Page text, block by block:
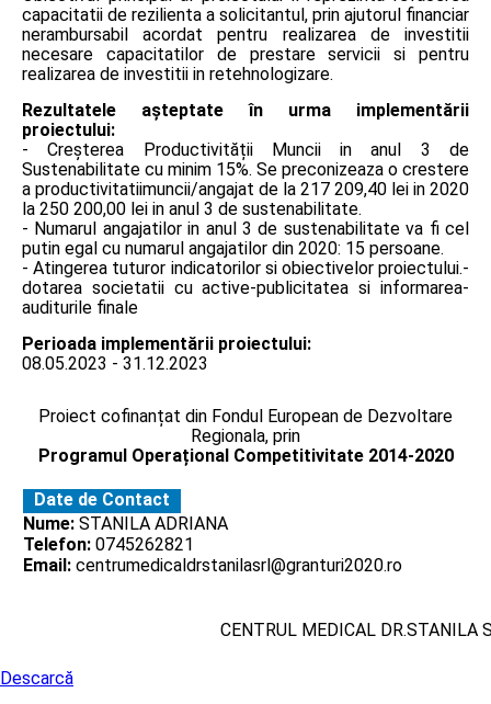
capacitatii de rezilienta a solicitantul, prin ajutorul financiar
nerambursabil acordat pentru realizarea de investitii
necesare capacitatilor de prestare servicii si pentru
realizarea de investitii in retehnologizare.
Rezultatele așteptate în urma implementării
proiectului:
- Creșterea Productivității Muncii in anul 3 de
Sustenabilitate cu minim 15%. Se preconizeaza o crestere
a productivitatiimuncii/angajat de la 217 209,40 lei in 2020
la 250 200,00 lei in anul 3 de sustenabilitate.
- Numarul angajatilor in anul 3 de sustenabilitate va fi cel
putin egal cu numarul angajatilor din 2020: 15 persoane.
- Atingerea tuturor indicatorilor si obiectivelor proiectului.-
dotarea societatii cu active-publicitatea si informarea-
auditurile finale
Perioada implementării proiectului:
08.05.2023 - 31.12.2023
Proiect cofinanțat din Fondul European de Dezvoltare
Regionala, prin
Programul Operațional Competitivitate 2014-2020
Date de Contact
Nume: STANILA ADRIANA
Telefon: 0745262821
Email: centrumedicaldrstanilasrl@granturi2020.ro
CENTRUL MEDICAL DR.STANILA
Descarcă